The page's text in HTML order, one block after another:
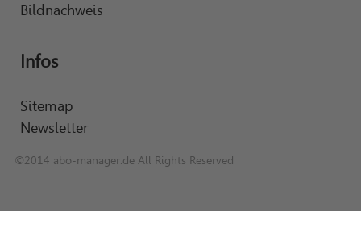
Bildnachweis
Infos
Sitemap
Newsletter
©2014 abo-manager.de All Rights Reserved